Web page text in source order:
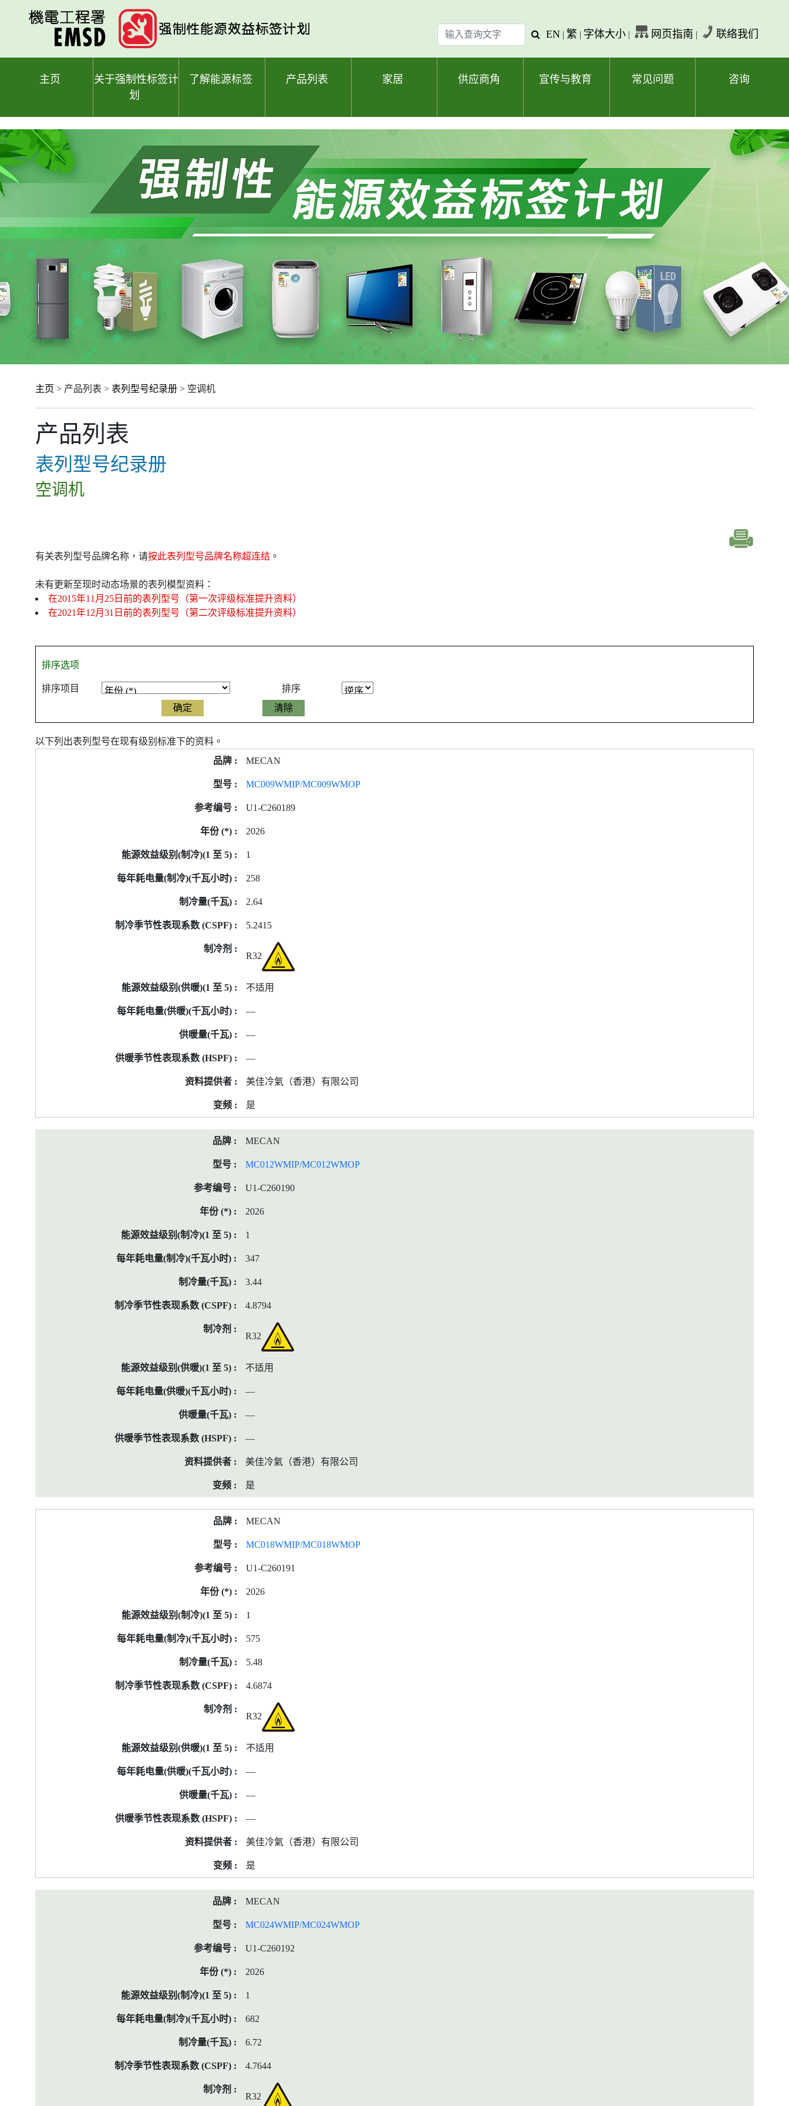
输
入
查
查
字
EN | 繁 | 字体大小 | 网页指南 | 联络我们
主页
关于强制性标签计
划
了解能源标签 产品列表 家居 供应商角 宣传与教育 常见问题 咨询
主页 > 产品列表 > 表列型号纪录册 > 空调机
产品列表
表列型号纪录册
空调机
有关表列型号品牌名称，请按此表列型号品牌名称超连结 。
未有更新至现时动态场景的表列模型资料：
在2015年11月25日前的表列型号（第一次评级标准提升资料）
在2021年12月31日前的表列型号（第二次评级标准提升资料）
排序选项
排序项目 排序
以下列出表列型号在现有级别标准下的资料。
MECAN
MC009WMIP/MC009WMOP
U1-C260189
2026
1
258
2.64
5.2415
R32
不适用
—
—
—
美佳冷氣（香港）有限公司
是
MECAN
MC012WMIP/MC012WMOP
U1-C260190
2026
1
347
3.44
4.8794
R32
不适用
—
—
—
美佳冷氣（香港）有限公司
是
MECAN
MC018WMIP/MC018WMOP
U1-C260191
2026
1
575
5.48
4.6874
R32
不适用
—
—
—
美佳冷氣（香港）有限公司
是
MECAN
MC024WMIP/MC024WMOP
U1-C260192
2026
1
682
6.72
4.7644
R32